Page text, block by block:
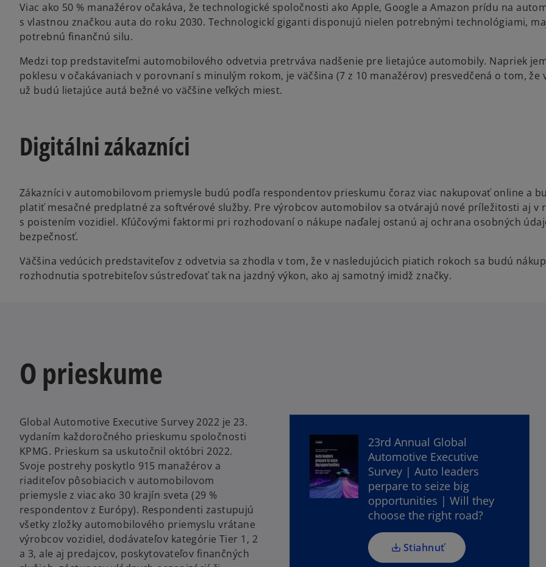
Viac ako 50 % manažérov očakáva, že technologické spoločnosti ako Apple, Google a Amazon prídu na
s vlastnou značkou auta do roku 2030. Technologickí giganti disponujú nielen potrebnými technológiami,
potrebnú finančnú silu.
Medzi top predstaviteľmi automobilového odvetvia pretrváva nadšenie pre lietajúce automobily. Napriek
poklesu v očakávaniach v porovnaní s minulým rokom, je väčšina (7 z 10 manažérov) presvedčená o tom, že
už budú lietajúce autá bežné vo väčšine veľkých miest.
Digitálni zákazníci
Zákazníci v automobilovom priemysle budú podľa respondentov prieskumu čoraz viac nakupovať online a
platiť mesačné predplatné za softvérové služby. Pre výrobcov automobilov sa otvárajú nové príležitosti aj v
s poistením vozidiel. Kľúčovými faktormi pri rozhodovaní o nákupe naďalej ostanú aj ochrana osobných
bezpečnosť.
Väčšina vedúcich predstaviteľov z odvetvia sa zhodla v tom, že v nasledujúcich piatich rokoch sa budú
rozhodnutia spotrebiteľov sústreďovať tak na jazdný výkon, ako aj samotný imidž značky.
O prieskume
Global Automotive Executive Survey 2022 je 23.
vydaním každoročného prieskumu spoločnosti
KPMG. Prieskum sa uskutočnil októbri 2022.
Svoje postrehy poskytlo 915 manažérov a
riaditeľov pôsobiacich v automobilovom
priemysle z viac ako 30 krajín sveta (29 %
respondentov z Európy). Respondenti zastupujú
všetky zložky automobilového priemyslu vrátane
výrobcov vozidiel, dodávateľov kategórie Tier 1, 2
a 3, ale aj predajcov, poskytovateľov finančných
23rd Annual Global
Automotive Executive
Survey | Auto leaders
perpare to seize big
opportunities | Will they
choose the right road?
Stiahnuť
o
p
e
n
s
i
n
a
n